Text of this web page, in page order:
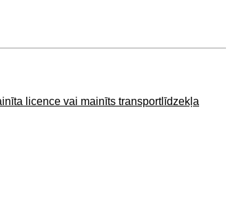
licence vai mainīts transportlīdzekļa